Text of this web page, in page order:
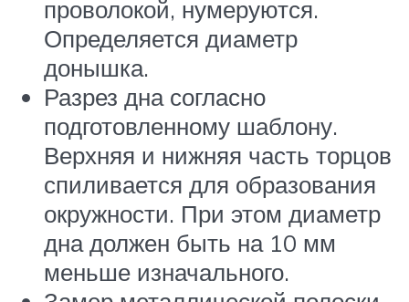
проволокой, нумеруются.
Определяется диаметр
донышка.
Разрез дна согласно
подготовленному шаблону.
Верхняя и нижняя часть торцов
спиливается для образования
окружности. При этом диаметр
дна должен быть на 10 мм
меньше изначального.